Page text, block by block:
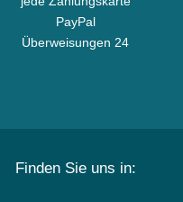
PayPal
Überweisungen 24
Finden Sie uns in: